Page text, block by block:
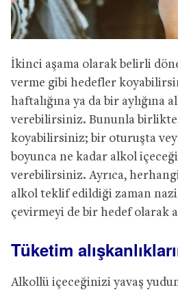
İkinci aşama olarak belirli
verme gibi hedefler
haftalığına ya da bir aylığına
verebilirsiniz. Bununla birlikte,
koyabilirsiniz; bir oturuşta
boyunca ne kadar alkol
verebilirsiniz. Ayrıca,
alkol teklif edildiği zaman
çevirmeyi de bir hedef olarak
Tüketim
Alkollü içeceğinizi yavaş